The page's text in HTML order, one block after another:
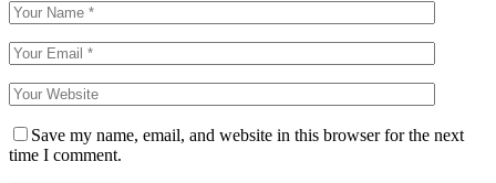
Save my name, email, and website in this browser for the next
time I comment.